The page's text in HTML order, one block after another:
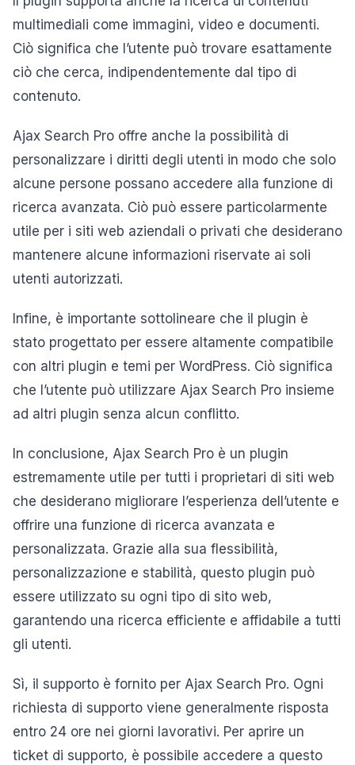
multimediali come immagini, video e documenti.
Ciò significa che l’utente può trovare esattamente
ciò che cerca, indipendentemente dal tipo di
contenuto.
Ajax Search Pro offre anche la possibilità di
personalizzare i diritti degli utenti in modo che solo
alcune persone possano accedere alla funzione di
ricerca avanzata. Ciò può essere particolarmente
utile per i siti web aziendali o privati che desiderano
mantenere alcune informazioni riservate ai soli
utenti autorizzati.
Infine, è importante sottolineare che il plugin è
stato progettato per essere altamente compatibile
con altri plugin e temi per WordPress. Ciò significa
che l’utente può utilizzare Ajax Search Pro insieme
ad altri plugin senza alcun conflitto.
In conclusione, Ajax Search Pro è un plugin
estremamente utile per tutti i proprietari di siti web
che desiderano migliorare l’esperienza dell’utente e
offrire una funzione di ricerca avanzata e
personalizzata. Grazie alla sua flessibilità,
personalizzazione e stabilità, questo plugin può
essere utilizzato su ogni tipo di sito web,
garantendo una ricerca efficiente e affidabile a tutti
gli utenti.
Sì, il supporto è fornito per Ajax Search Pro. Ogni
richiesta di supporto viene generalmente risposta
entro 24 ore nei giorni lavorativi. Per aprire un
ticket di supporto, è possibile accedere a questo